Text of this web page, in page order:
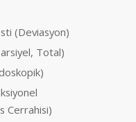
(Deviasyon)
Total)
Cerrahisi)